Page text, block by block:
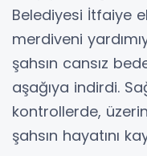
Belediyesi İtfaiye
merdiveni
şahsın cansız
aşağıya indirdi.
kontrollerde,
şahsın hayatını